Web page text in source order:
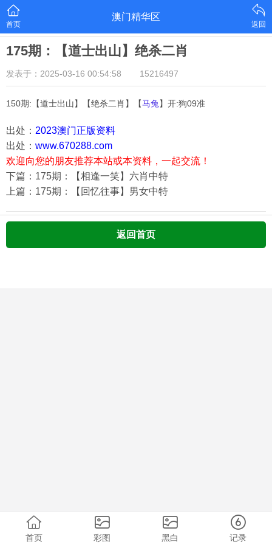
首页
澳门精华区
返回
175期：【道士出山】绝杀二肖
发表于：2025-03-16 00:54:58 15216497
150期:【道士出山】【绝杀二肖】【马兔 】开:狗09准
出处： 2023澳门正版资料
出处： www.670288.com
欢迎向您的朋友推荐本站或本资料，一起交流！
下篇：175期：【相逢一笑】六肖中特
上篇：175期：【回忆往事】男女中特
返回首页
首页 彩图 黑白 记录